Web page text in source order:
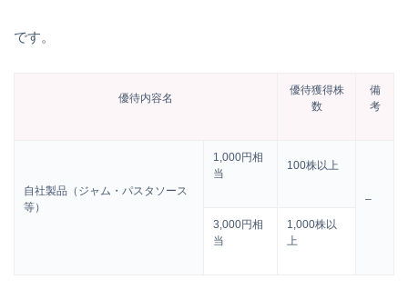
です。
優待内容名
優待獲得株
数
備
考
自社製品（ジャム・パスタソース
等）
1,000円相
当
100株以上
–
3,000円相
当
1,000株以
上